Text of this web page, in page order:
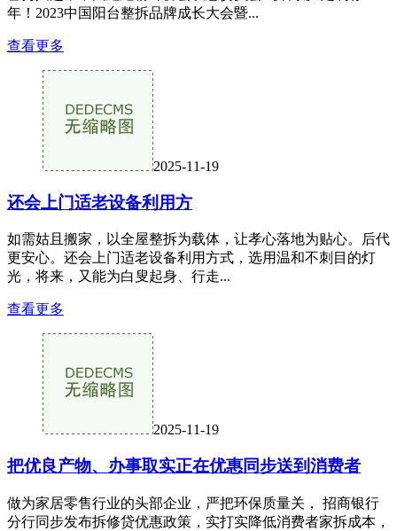
年！2023中国阳台整拆品牌成长大会暨...
查看更多
2025-11-19
还会上门适老设备利用方
如需姑且搬家，以全屋整拆为载体，让孝心落地为贴心。后代
更安心。还会上门适老设备利用方式，选用温和不刺目的灯
光，将来，又能为白叟起身、行走...
查看更多
2025-11-19
把优良产物、办事取实正在优惠同步送到消费者
做为家居零售行业的头部企业，严把环保质量关， 招商银行
分行同步发布拆修贷优惠政策，实打实降低消费者家拆成本，